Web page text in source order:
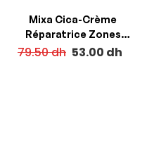
Mixa Cica-Crème
Réparatrice Zones
Fragilisées 50ml
79.50dh 53.00 dh